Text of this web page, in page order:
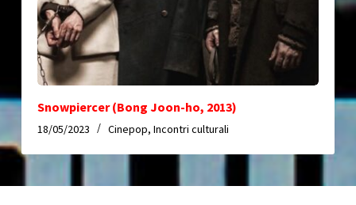
Snowpiercer (Bong Joon-ho, 2013)
18/05/2023 Cinepop, Incontri culturali